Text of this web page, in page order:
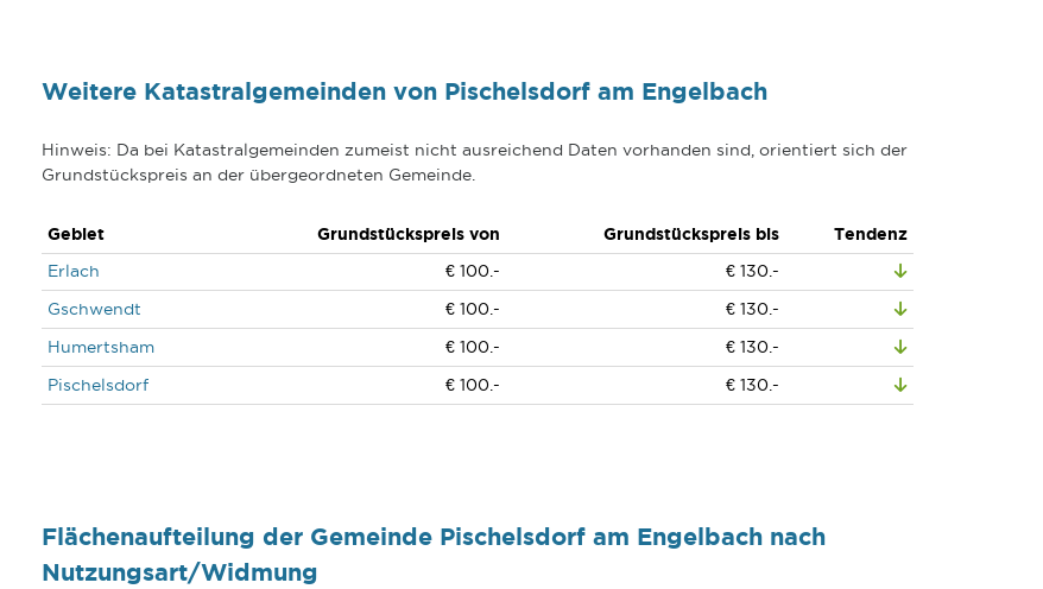
Weitere Katastralgemeinden von Pischelsdorf am Engelbach
Hinweis: Da bei Katastralgemeinden zumeist nicht ausreichend Daten vorhanden sind, orientiert sich der
Grundstückspreis an der übergeordneten Gemeinde.
Gebiet Grundstückspreis von Grundstückspreis bis
Tendenz
Erlach
€ 100.-
€ 130.-
Gschwendt
€ 100.-
€ 130.-
Humertsham
€ 100.-
€ 130.-
Pischelsdorf
€ 100.- € 130.-
Flächenaufteilung der Gemeinde Pischelsdorf am Engelbach nach
Nutzungsart/Widmung